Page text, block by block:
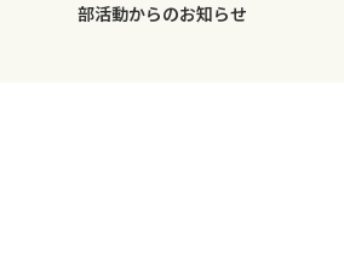
部活動からのお知らせ